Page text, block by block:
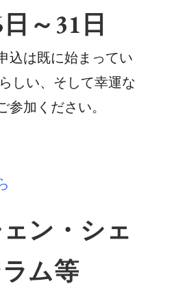
～31日
込は既に始まってい
しい、そして幸運な
参加ください。
ン・シェ
ム等